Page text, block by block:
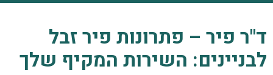
ד"ר פיר – פתרונות פיר זבל
לבניינים: השירות המקיף שלך